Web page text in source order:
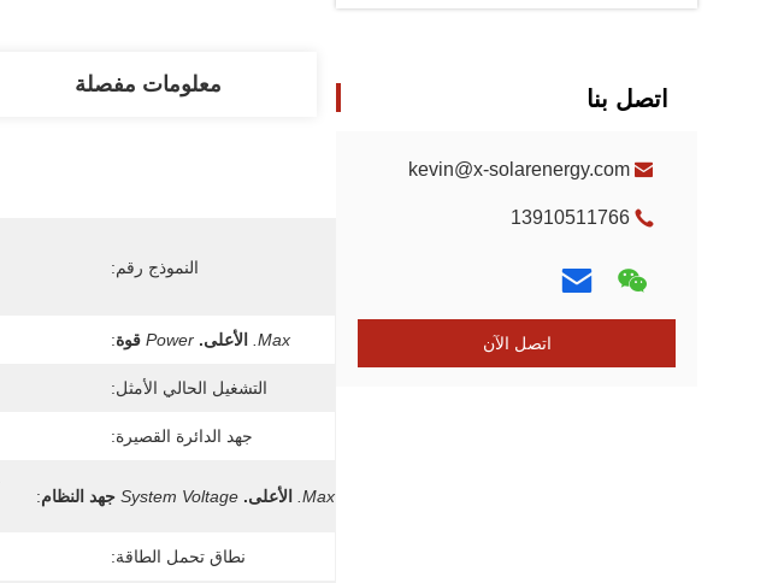
اتصل بنا
kevin@x-solarenergy.com
13910511766
اتصل الآن
معلومات مفصلة
النموذج رقم:
Max. الأعلى. Power قوة:
التشغيل الحالي الأمثل:
جهد الدائرة القصيرة:
Max. الأعلى. System Voltage جهد النظام:
نطاق تحمل الطاقة: